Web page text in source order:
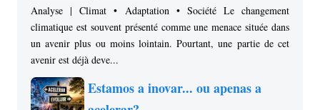
Analyse | Climat • Adaptation • Société Le changement
climatique est souvent présenté comme une menace située dans
un avenir plus ou moins lointain. Pourtant, une partie de cet
avenir est déjà deve...
Estamos a inovar... ou apenas a